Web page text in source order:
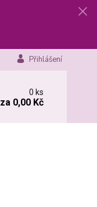
Přihlášení
0ks
za 0,00 Kč